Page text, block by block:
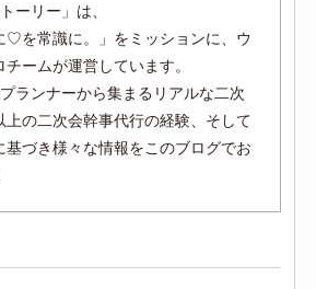
ーリー」は、
♡を常識に。」をミッションに、ウ
ームが運営しています。
ランナーから集まるリアルな二次
上の二次会幹事代行の経験、そして
基づき様々な情報をこのブログでお